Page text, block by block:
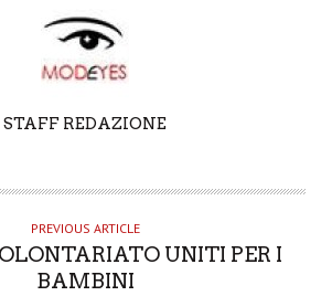
STAFF REDAZIONE
PREVIOUS ARTICLE
UNITI PER I
BAMBINI